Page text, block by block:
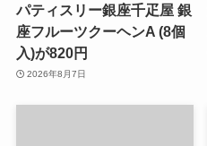
パティスリー銀座千疋屋 銀
座フルーツクーヘンA (8個
入)が820円
2026年8月7日